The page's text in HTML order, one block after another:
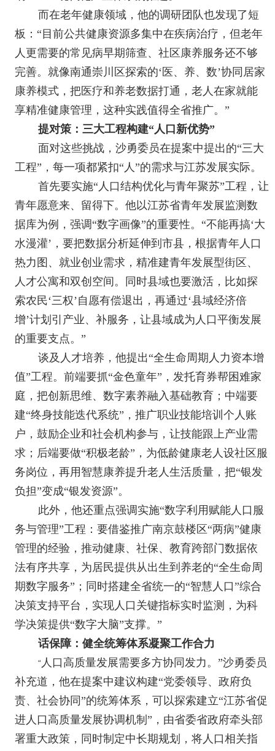
而在老年健康领域，他的调研团队也发现了短
板：“目前公共健康资源多集中在疾病治疗，但老年
人更需要的常见病早期筛查、社区康养服务还不够
完善。就像南通崇川区探索的‘医、养、数’协同居家
康养模式，把医疗和养老数据打通，老人在家就能
享精准健康管理，这种实践值得全省推广。”
提对策：三大工程构建“人口新优势”
面对这些挑战，沙勇委员在提案中提出的“三大
工程”，每一项都紧扣“人”的需求与江苏发展实际。
首先要实施“人口结构优化与青年聚苏”工程，让
青年愿意来、留得下。他以江苏省青年发展监测数
据库为例，强调“数字画像”的重要性。“不能再搞‘大
水漫灌’，要把数据分析延伸到市县，根据青年人口
热力图、就业创业需求，精准建青年发展型街区、
人才公寓和双创空间。同时县域也要激活，比如探
索农民‘三权’自愿有偿退出，再通过‘县域经济倍
增’计划引产业、补服务，让县域成为人口平衡发展
的重要支点。”
谈及人才培养，他提出“全生命周期人力资本增
值”工程。前端要抓“金色童年”，发托育券帮困难家
庭，把创新思维、数字素养融入基础教育；中端要
建“终身技能迭代系统”，推广职业技能培训个人账
户，鼓励企业和社会机构参与，让技能跟上产业需
求；后端要做“积极老龄”，为低龄健康老人设社区服
务岗位，再用智慧康养提升老人生活质量，把“银发
负担”变成“银发资源”。
此外，他还重点强调实施“数字利用赋能人口服
务与管理”工程：要借鉴推广南京鼓楼区“两病”健康
管理的经验，推动健康、社保、教育跨部门数据依
法有序共享，为居民提供从出生到养老的“全生命周
期数字服务”；同时搭建全省统一的“智慧人口”综合
决策支持平台，实现人口关键指标实时监测，为科
学决策提供“数字大脑”支撑。”
话保障：健全统筹体系凝聚工作合力
“ 人口高质量发展需要多方协同发力。”沙勇委员
补充道，他在提案中建议构建“党委领导、政府负
责、社会协同”的统筹体系，可以探索建立“江苏省促
进人口高质量发展协调机制”，由省委省政府牵头部
署重大政策，同时制定中长期规划，将人口相关指